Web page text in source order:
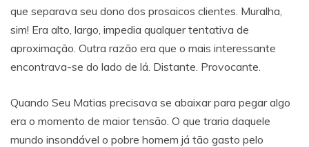
que separava seu dono dos prosaicos clientes. Muralha,
sim! Era alto, largo, impedia qualquer tentativa de
aproximação. Outra razão era que o mais interessante
encontrava-se do lado de lá. Distante. Provocante.
Quando Seu Matias precisava se abaixar para pegar algo
era o momento de maior tensão. O que traria daquele
mundo insondável o pobre homem já tão gasto pelo